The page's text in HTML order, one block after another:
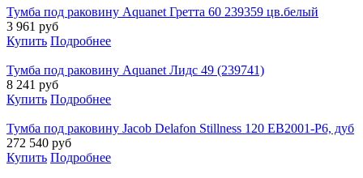
Тумба под раковину Aquanet Гретта 60 239359 цв.белый
3 961 руб
Купить Подробнее
Тумба под раковину Aquanet Лидс 49 (239741)
8 241 руб
Купить Подробнее
Тумба под раковину Jacob Delafon Stillness 120 EB2001-P6, дуб
272 540 руб
Купить Подробнее